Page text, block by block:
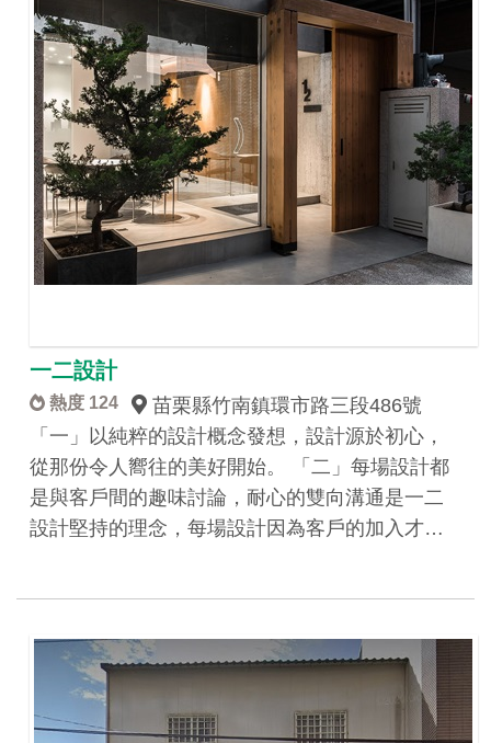
一二設計
熱度 124
苗栗縣竹南鎮環市路三段486號
「一」以純粹的設計概念發想，設計源於初心，
從那份令人嚮往的美好開始。 「二」每場設計都
是與客戶間的趣味討論，耐心的雙向溝通是一二
設計堅持的理念，每場設計因為客戶的加入才…